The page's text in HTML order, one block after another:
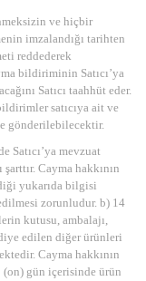
ve hiçbir
imzalandığı tarihten
reddederek
bildiriminin Satıcı’ya
Satıcı taahhüt eder.
satıcıya ait ve
gönderilebilecektir.
Satıcı’ya mevzuat
Cayma hakkının
yukarıda bilgisi
zorunludur. b) 14
kutusu, ambalajı,
edilen diğer ürünleri
Cayma hakkının
(on) gün içerisinde ürün